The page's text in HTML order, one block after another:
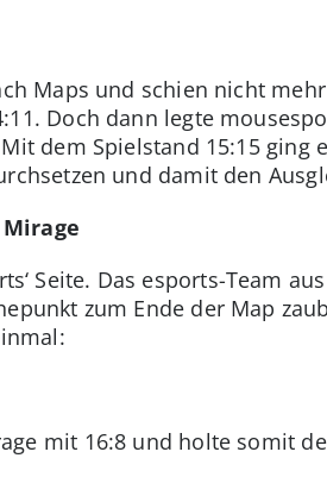
Maps und schien nicht
Doch dann legte
dem Spielstand 15:15 ging
und damit den
Seite. Das esports-Team
zum Ende der Map
mit 16:8 und holte somit